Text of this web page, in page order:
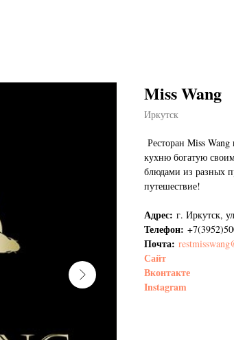
Miss Wang
Иркутск
Ресторан Miss
кухню богатую
блюдами из разных
путешествие!
Адрес: г. Иркутск,
Телефон:
Почта:
Сайт
Вконтакте
Instagram